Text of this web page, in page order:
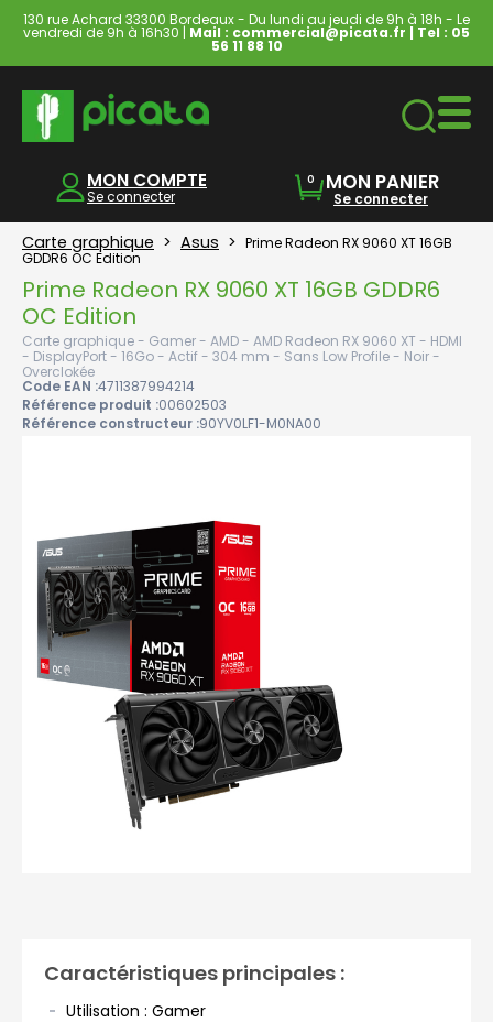
130 rue Achard 33300 Bordeaux - Du lundi au jeudi de 9h à 18h - Le
vendredi de 9h à 16h30 | Mail : commercial@picata.fr | Tel : 05
56 11 88 10
MON COMPTE
Se connecter
0 MON PANIER
Se connecter
Carte graphique > Asus > Prime Radeon RX 9060 XT 16GB
GDDR6 OC Edition
Prime Radeon RX 9060 XT 16GB GDDR6
OC Edition
Carte graphique - Gamer - AMD - AMD Radeon RX 9060 XT - HDMI
- DisplayPort - 16Go - Actif - 304 mm - Sans Low Profile - Noir -
Overclokée
Code EAN :4711387994214
Référence produit :00602503
Référence constructeur :90YV0LF1-M0NA00
Caractéristiques principales :
Utilisation : Gamer